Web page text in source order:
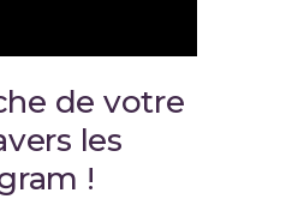
de votre
les
!